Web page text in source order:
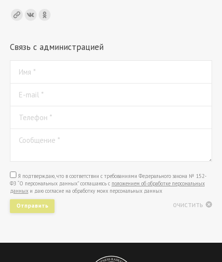
Find us on:
Связь с администрацией
Имя *
E-mail *
Телефон *
Сообщение *
Я подтверждаю, что в соответствии с требованиями Федерального закона № 152-
ФЗ “О персональных данных” соглашаюсь с положением об обработке персональных
данных и даю согласие на обработку моих персональных данных
Отправить очистить